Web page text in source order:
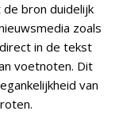
bron duidelijk
zoals
in de tekst
voetnoten. Dit
van